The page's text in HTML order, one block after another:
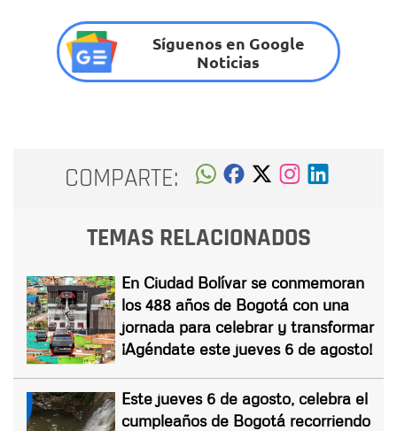
Síguenos en Google
Noticias
COMPARTE:
TEMAS RELACIONADOS
En Ciudad Bolívar se conmemoran
los 488 años de Bogotá con una
jornada para celebrar y transformar
¡Agéndate este jueves 6 de agosto!
Este jueves 6 de agosto, celebra el
cumpleaños de Bogotá recorriendo